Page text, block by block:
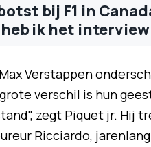
bij F1 in
ik het
Verstappen
verschil is hun
zegt Piquet jr. Hij
Ricciardo,